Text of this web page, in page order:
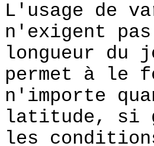
L'usage de
n'exigent
longueur
permet à le
n'importe
latitude, si
les